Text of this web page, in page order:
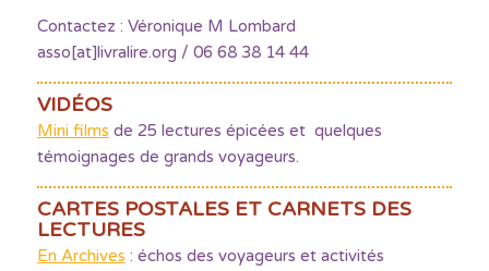
Contactez : Véronique M Lombard
asso[at]livralire.org / 06 68 38 14 44
VIDÉOS
Mini films de 25 lectures épicées et quelques
témoignages de grands voyageurs.
CARTES POSTALES ET CARNETS DES
LECTURES
En Archives : échos des voyageurs et activités